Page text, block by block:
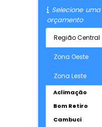
Selecione
orçamento
Região Central
Zona Oeste
Zona Leste
Aclimação
Bom Retiro
Cambuci